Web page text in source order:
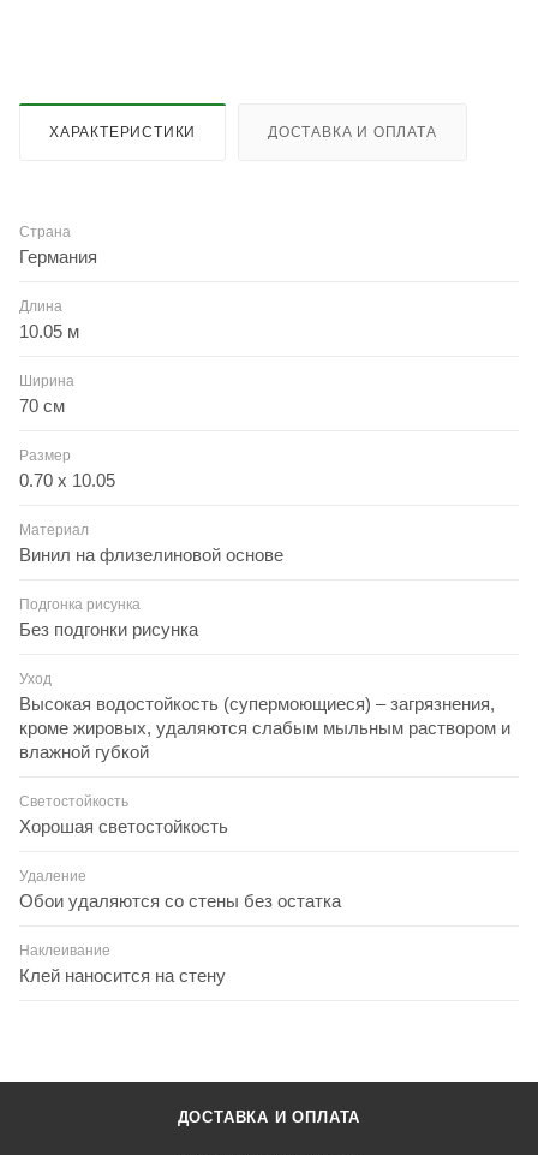
ХАРАКТЕРИСТИКИ ДОСТАВКА И ОПЛАТА
Страна
Германия
Длина
10.05 м
Ширина
70 см
Размер
0.70 x 10.05
Материал
Винил на флизелиновой основе
Подгонка рисунка
Без подгонки рисунка
Уход
Высокая водостойкость (супермоющиеся) – загрязнения,
кроме жировых, удаляются слабым мыльным раствором и
влажной губкой
Светостойкость
Хорошая светостойкость
Удаление
Обои удаляются со стены без остатка
Наклеивание
Клей наносится на стену
ДОСТАВКА И ОПЛАТА